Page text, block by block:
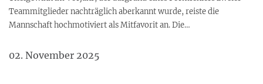
Teammitglieder nachträglich aberkannt wurde, reiste die
Mannschaft hochmotiviert als Mitfavorit an. Die…
02. November 2025